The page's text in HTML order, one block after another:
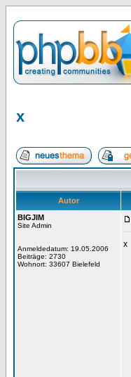
x
Autor
BIGJIM
Site Admin
Anmeldedatum: 19.05.2006
Beiträge: 2730
Wohnort: 33607 Bielefeld
x